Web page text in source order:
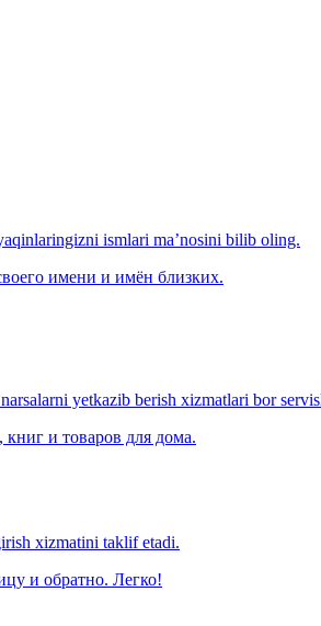
ismlari ma’nosini bilib oling.
имени и имён близких.
yetkazib berish xizmatlari bor
и товаров для дома.
xizmatini taklif etadi.
и обратно. Легко!